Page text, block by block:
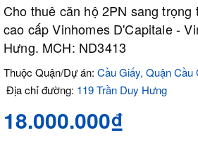
Cho thuê căn hộ 2PN sang
cao cấp Vinhomes D'Capitale -
Hưng. MCH: ND3413
Thuộc Quận/Dự án: Cầu Giấy, Quận Cầu
Địa chỉ đường: 119 Trần Duy Hưng
18.000.000₫